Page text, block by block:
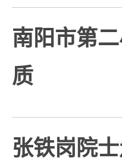
南阳市第
质
张铁岗院